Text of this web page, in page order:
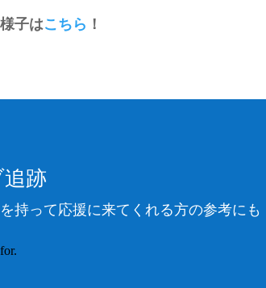
子はこちら ！
跡
持って応援に来てくれる方の参考にも